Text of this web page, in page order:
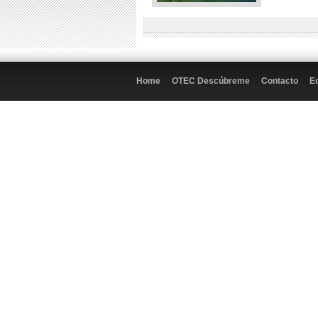
Home OTEC Descúbreme Contacto